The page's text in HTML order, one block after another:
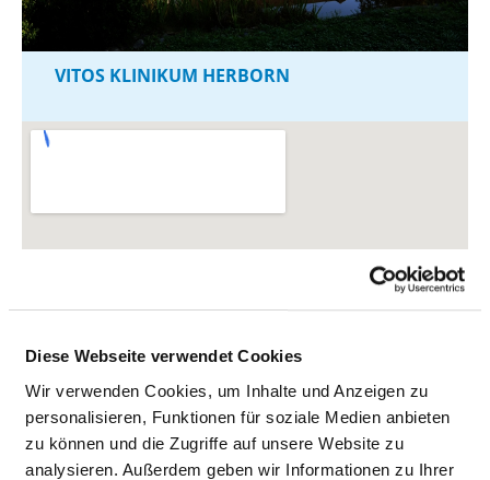
Diese Webseite verwendet Cookies
Wir verwenden Cookies, um Inhalte und Anzeigen zu
personalisieren, Funktionen für soziale Medien anbieten
zu können und die Zugriffe auf unsere Website zu
analysieren. Außerdem geben wir Informationen zu Ihrer
VITOS KLINIKUM HERBORN